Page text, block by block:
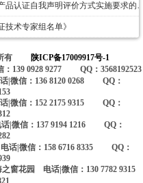
国家认监委发布相关标准修订时强制性产品认证自我
技术专家组名单》
所有
陕ICP备17009917号-1
139 0928 9277 QQ：3568192523
|微信：136 8120 0268 QQ：
信：152 2175 9315 QQ：
信：137 9194 1216 QQ：
电话|微信：158 6716 8335 QQ：
窗花园 电话|微信：130 7782 9315